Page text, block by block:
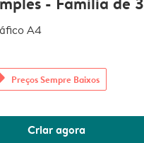
A4
Preços Sempre Baixos
Criar agora